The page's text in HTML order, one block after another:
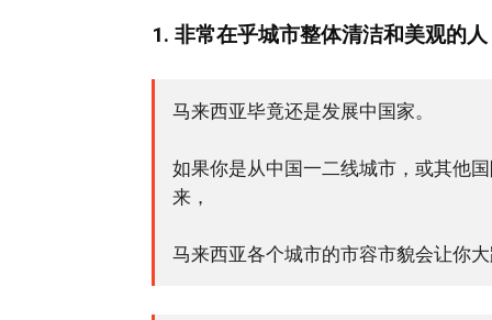
1. 非常在乎城市整体清洁和美观的人
马来西亚毕竟还是发展中国家。
如果你是从中国一二线城市，或其他
来，
马来西亚各个城市的市容市貌会让你